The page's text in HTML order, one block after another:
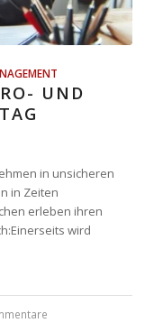
UND
in unsicheren
in Zeiten
erleben ihren
wird